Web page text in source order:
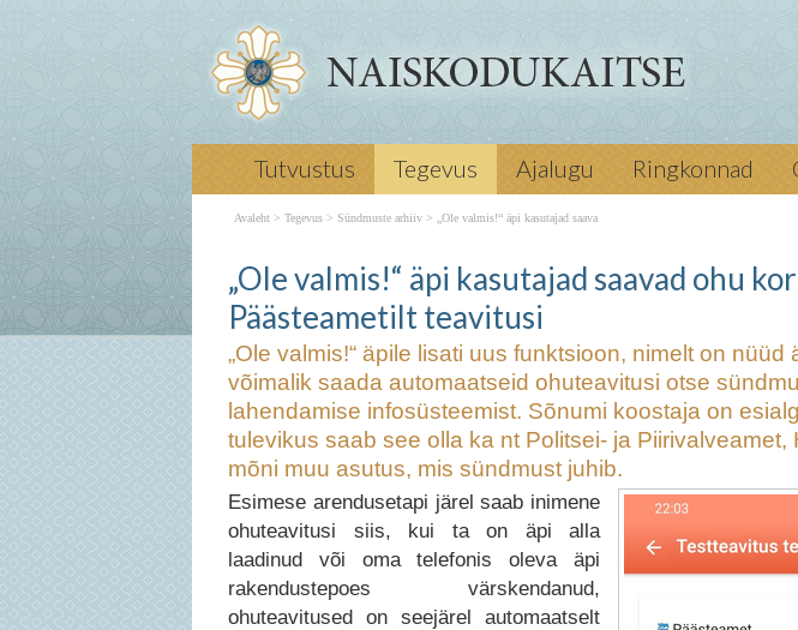
„Ole
„Ole valmis!“ äpile lisati uus funktsioon, nimelt on
nüüd äpi kasutajal võimalik saada automaatseid
esialgu Päästeamet, tulevikus saab see olla ka nt
Politsei- ja Piirivalveamet, Häirekeskus või mõni muu
asutus, mis sündmust juhib. juulil 2022 ← Eelmine
Naised omandavad teadmisi innovaatilises
baasväljaõppelaagris Järgmine → Naiskodukaitse
õpetab ohutushoiulaagris valmistuma
kriisiolukordadeks„Ole valmis!“ äpi kasutajad saavad
ohu korral Päästeametilt teavitusi
Tutvustus Tegevus Ajalugu Ringkonnad
Avaleht > Tegevus > Sündmuste arhiiv > „Ole valmis!“ äpi kasutajad saava
„Ole valmis!“ äpi kasutajad saavad ohu
Päästeametilt teavitusi
„Ole valmis!“ äpile lisati uus funktsioon, nimelt on nüüd
võimalik saada automaatseid ohuteavitusi otse
lahendamise infosüsteemist. Sõnumi koostaja on
tulevikus saab see olla ka nt Politsei- ja Piirivalveamet,
mõni muu asutus, mis sündmust juhib.
Esimese arendusetapi järel saab inimene
ohuteavitusi siis, kui ta on äpi alla
laadinud või oma telefonis oleva äpi
rakendustepoes värskendanud,
ohuteavitused on seejärel automaatselt